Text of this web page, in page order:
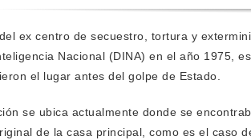
del ex centro de secuestro, tortura y
Nacional (DINA) en el año 1975,
el lugar antes del golpe de Estado.
se ubica actualmente donde se
de la casa principal, como es el caso